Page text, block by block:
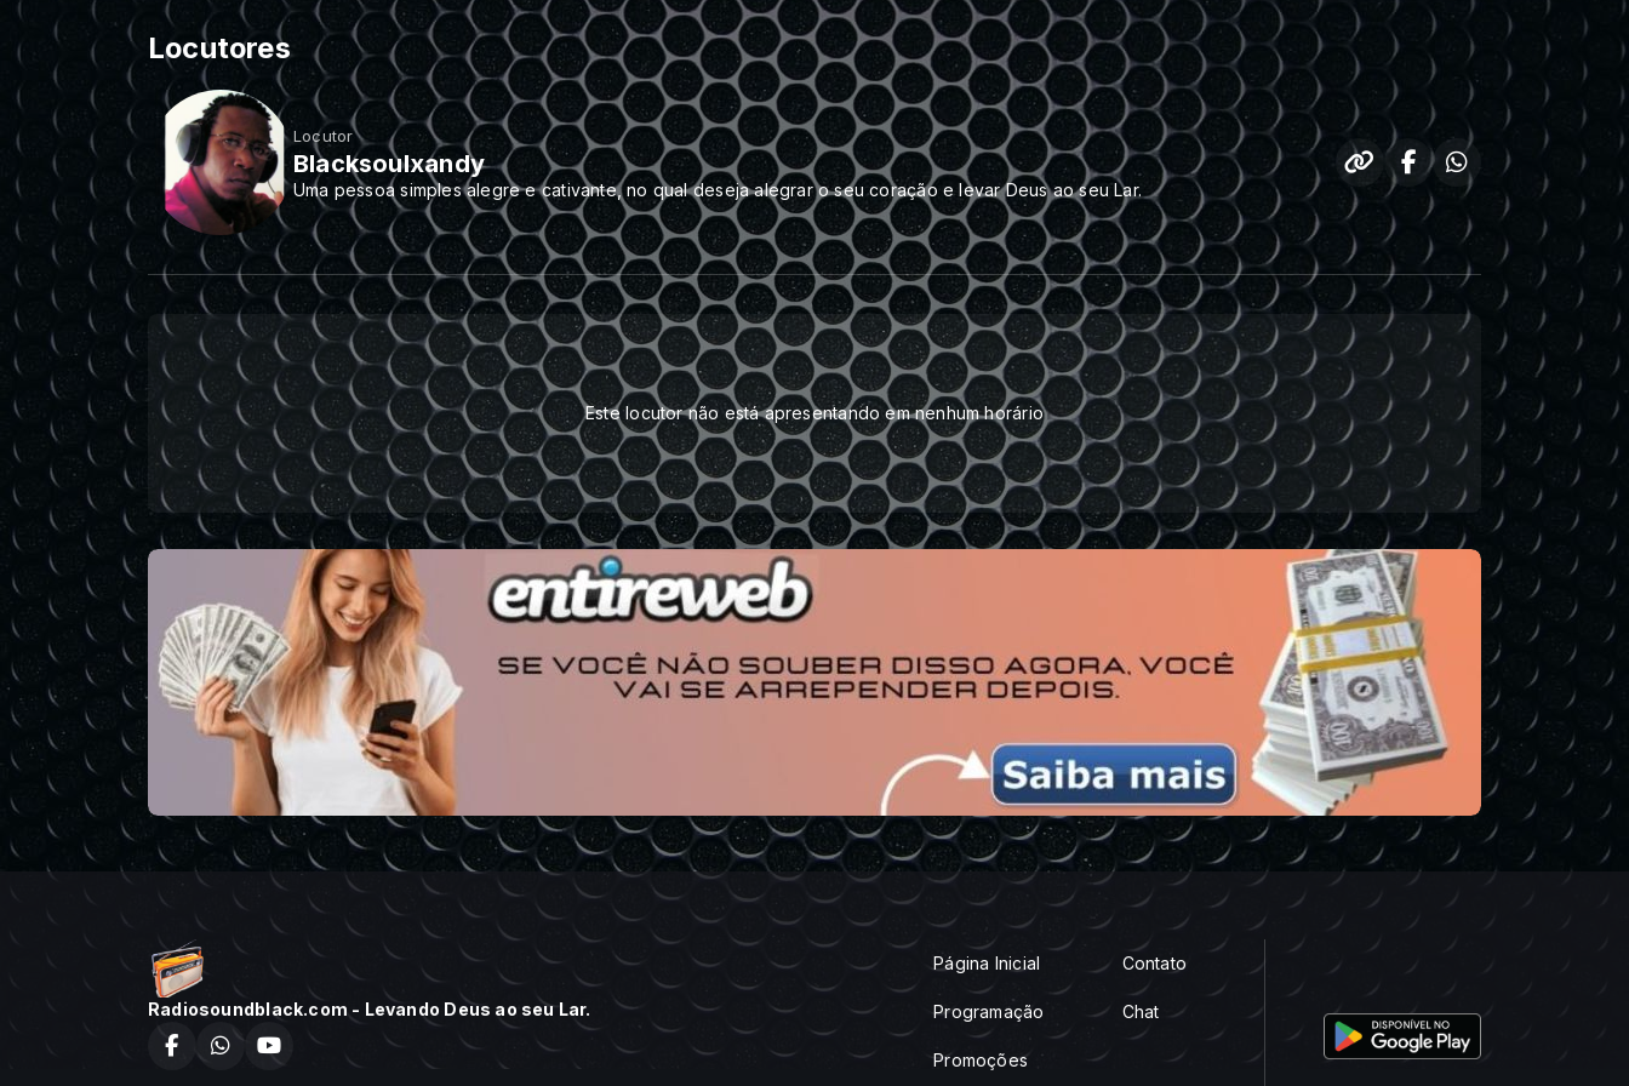
Locutores
Locutor
Blacksoulxandy
Uma pessoa simples alegre e cativante, no qual deseja alegrar o seu coração e levar Deus ao seu Lar.
Este locutor não está apresentando em nenhum horário
Radiosoundblack.com - Levando Deus ao seu Lar.
Página Inicial
Programação
Promoções
Contato
Chat